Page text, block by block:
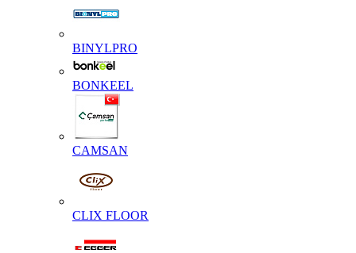
BINYLPRO
BONKEEL
CAMSAN
CLIX FLOOR